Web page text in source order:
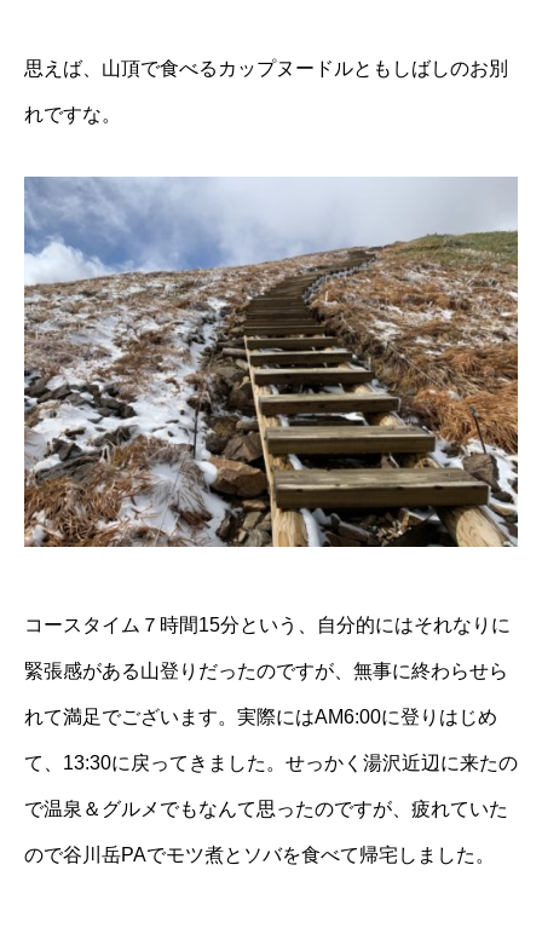
思えば、山頂で食べるカップヌードルともしばしのお別
れですな。
コースタイム７時間15分という、自分的にはそれなりに
緊張感がある山登りだったのですが、無事に終わらせら
れて満足でございます。実際にはAM6:00に登りはじめ
て、13:30に戻ってきました。せっかく湯沢近辺に来たの
で温泉＆グルメでもなんて思ったのですが、疲れていた
ので谷川岳PAでモツ煮とソバを食べて帰宅しました。